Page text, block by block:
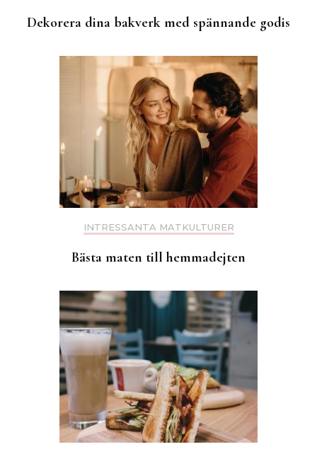
Dekorera dina bakverk med spännande godis
INTRESSANTA MATKULTURER
Bästa maten till hemmadejten